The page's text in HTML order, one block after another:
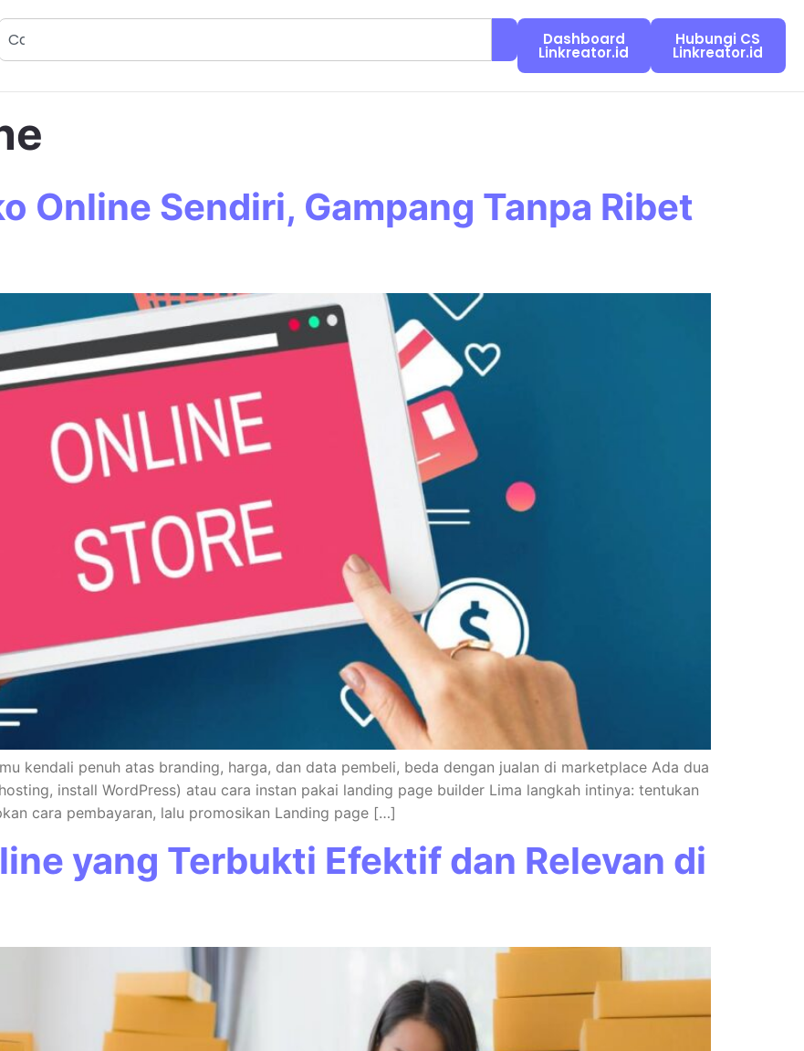
Dashboard
Linkreator.id
Hubungi CS
Linkreator.id
Online Sendiri, Gampang Tanpa Ribet
kendali penuh atas branding, harga, dan data pembeli, beda dengan jualan di marketplace Ada dua
install WordPress) atau cara instan pakai landing page builder Lima langkah intinya: tentukan
cara pembayaran, lalu promosikan Landing page […]
yang Terbukti Efektif dan Relevan di